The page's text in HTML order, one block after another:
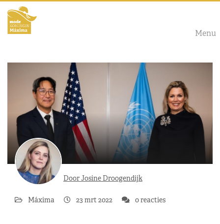
Menu
Door Josine Droogendijk
Máxima 23 mrt 2022 0 reacties